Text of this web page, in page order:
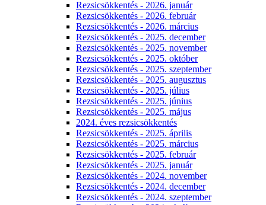
Rezsicsökkentés - 2026. január
Rezsicsökkentés - 2026. február
Rezsicsökkentés - 2026. március
Rezsicsökkentés - 2025. december
Rezsicsökkentés - 2025. november
Rezsicsökkentés - 2025. október
Rezsicsökkentés - 2025. szeptember
Rezsicsökkentés - 2025. augusztus
Rezsicsökkentés - 2025. július
Rezsicsökkentés - 2025. június
Rezsicsökkentés - 2025. május
2024. éves rezsicsökkentés
Rezsicsökkentés - 2025. április
Rezsicsökkentés - 2025. március
Rezsicsökkentés - 2025. február
Rezsicsökkentés - 2025. január
Rezsicsökkentés - 2024. november
Rezsicsökkentés - 2024. december
Rezsicsökkentés - 2024. szeptember